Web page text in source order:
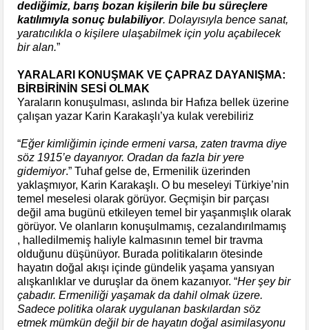
dediğimiz, barış bozan kişilerin bile bu süreçlere
katılımıyla sonuç bulabiliyor. Dolayısıyla bence sanat,
yaratıcılıkla o kişilere ulaşabilmek için yolu açabilecek
bir alan.”
YARALARI KONUŞMAK VE ÇAPRAZ DAYANIŞMA:
BİRBİRİNİN SESİ OLMAK
Yaraların konuşulması, aslında bir Hafıza bellek üzerine
çalışan yazar Karin Karakaşlı’ya kulak verebiliriz
“Eğer kimliğimin içinde ermeni varsa, zaten travma diye
söz 1915’e dayanıyor. Oradan da fazla bir yere
gidemiyor.” Tuhaf gelse de, Ermenilik üzerinden
yaklaşmıyor, Karin Karakaşlı. O bu meseleyi Türkiye’nin
temel meselesi olarak görüyor. Geçmişin bir parçası
değil ama bugünü etkileyen temel bir yaşanmışlık olarak
görüyor. Ve olanların konuşulmamış, cezalandırılmamış
, halledilmemiş haliyle kalmasının temel bir travma
olduğunu düşünüyor. Burada politikaların ötesinde
hayatın doğal akışı içinde gündelik yaşama yansıyan
alışkanlıklar ve duruşlar da önem kazanıyor. “Her şey bir
çabadır. Ermeniliği yaşamak da dahil olmak üzere.
Sadece politika olarak uygulanan baskılardan söz
etmek mümkün değil bir de hayatın doğal asimilasyonu